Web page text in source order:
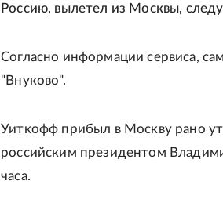
Россию, вылетел из Москвы,
Согласно информации сервиса,
"Внуково".
Уиткофф прибыл в Москву рано
российским президентом
часа.